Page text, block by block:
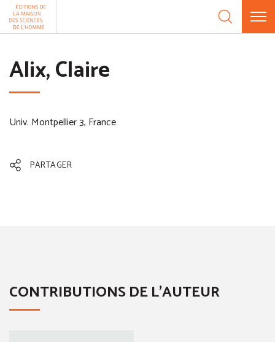
Aller au contenu
Alix, Claire
Univ. Montpellier 3, France
PARTAGER
CONTRIBUTIONS DE L'AUTEUR
Panneau de gestion des cookies